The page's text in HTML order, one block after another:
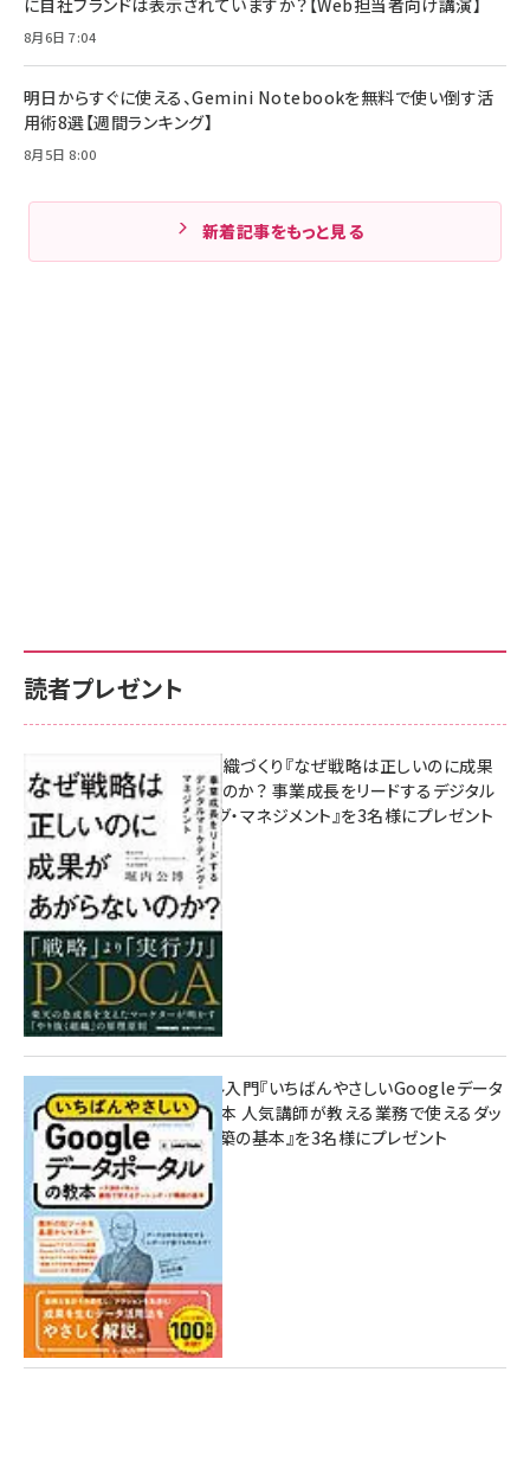
8月6日 7:04
明日からすぐに使える、Gemini Notebookを無料で使い倒す活
用術8選【週間ランキング】
8月5日 8:00
新着記事をもっと見る
読者プレゼント
成果を生む組織づくり『なぜ戦略は正しいのに成果
があがらないのか？ 事業成長をリードするデジタル
マーケティング・マネジメント』を3名様にプレゼント
10:00
無料BIツール入門『いちばんやさしいGoogleデータ
ポータルの教本 人気講師が教える業務で使えるダッ
シュボード構築の基本』を3名様にプレゼント
7月31日 10:00